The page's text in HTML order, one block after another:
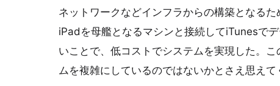
ネットワークなどインフラからの構築となる
iPadを母艦となるマシンと接続してiTunesで
いことで、低コストでシステムを実現した。
ムを複雑にしているのではないかとさえ思えて